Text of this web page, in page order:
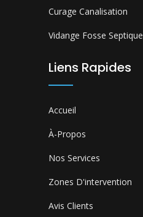
Curage Canalisation
Vidange Fosse Septique
Liens Rapides
Accueil
À-Propos
Nos Services
Zones D'intervention
Avis Clients